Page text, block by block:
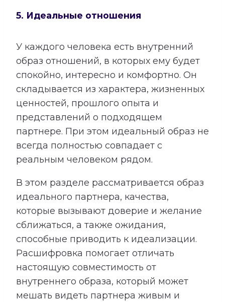
5. Идеальные отношения
У каждого человека есть внутренний
образ отношений, в которых ему будет
спокойно, интересно и комфортно. Он
складывается из характера, жизненных
ценностей, прошлого опыта и
представлений о подходящем
партнере. При этом идеальный образ не
всегда полностью совпадает с
реальным человеком рядом.
В этом разделе рассматривается образ
идеального партнера, качества,
которые вызывают доверие и желание
сближаться, а также ожидания,
способные приводить к идеализации.
Расшифровка помогает отличать
настоящую совместимость от
внутреннего образа, который может
мешать видеть партнера живым и